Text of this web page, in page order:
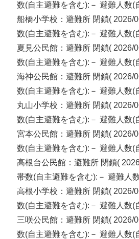
数(自主避難を含む):－ 避難人数(
船橋小学校：避難所 閉鎖(
数(自主避難を含む):－ 避難人数(
夏見公民館：避難所 閉鎖(
数(自主避難を含む):－ 避難人数(
海神公民館：避難所 閉鎖(
数(自主避難を含む):－ 避難人数(
丸山小学校：避難所 閉鎖(
数(自主避難を含む):－ 避難人数(
宮本公民館：避難所 閉鎖(
数(自主避難を含む):－ 避難人数(
高根台公民館：避難所 閉鎖(
帯数(自主避難を含む):－ 避難人
高根小学校：避難所 閉鎖(
数(自主避難を含む):－ 避難人数(
三咲公民館：避難所 閉鎖(
数(自主避難を含む):－ 避難人数(